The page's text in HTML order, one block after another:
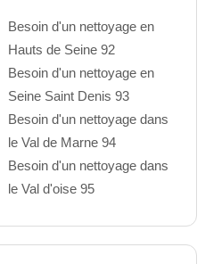
Besoin d'un nettoyage en
Hauts de Seine 92
Besoin d'un nettoyage en
Seine Saint Denis 93
Besoin d'un nettoyage dans
le Val de Marne 94
Besoin d'un nettoyage dans
le Val d'oise 95